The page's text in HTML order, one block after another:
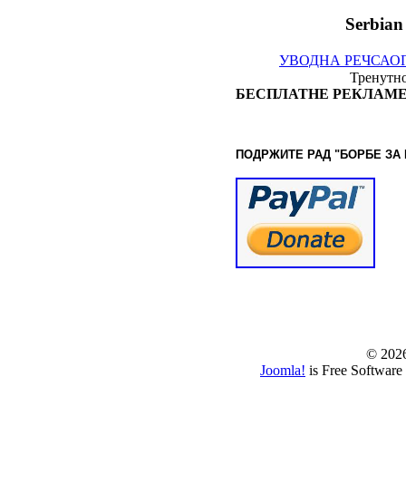
УВОДНА РЕЧ
БЕСПЛАТНЕ
ПОДРЖИТЕ РАД "БОРБЕ ЗА
©
Joomla! is Free